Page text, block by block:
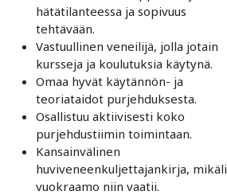
hätätilanteessa ja sopivuus
tehtävään.
Vastuullinen veneilijä, jolla jotain
kursseja ja koulutuksia käytynä.
Omaa hyvät käytännön- ja
teoriataidot purjehduksesta.
Osallistuu aktiivisesti koko
purjehdustiimin toimintaan.
Kansainvälinen
huviveneenkuljettajankirja, mikäli
vuokraamo niin vaatii.